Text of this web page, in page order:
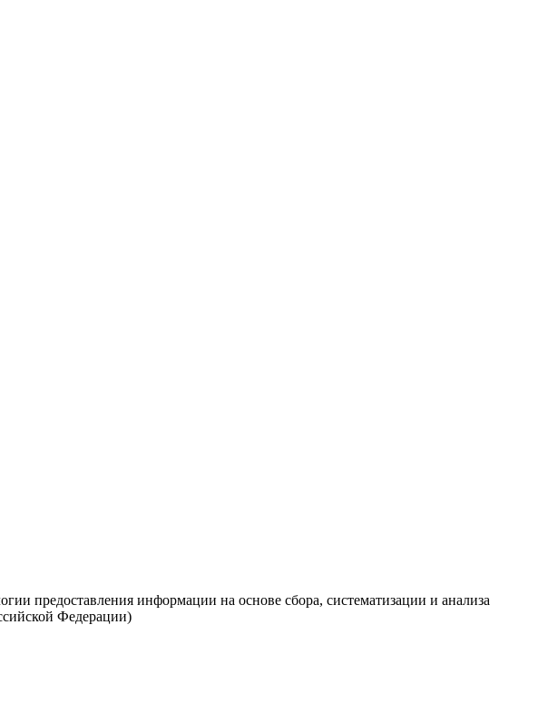
предоставления информации на основе сбора, систематизации и анализа
Федерации)